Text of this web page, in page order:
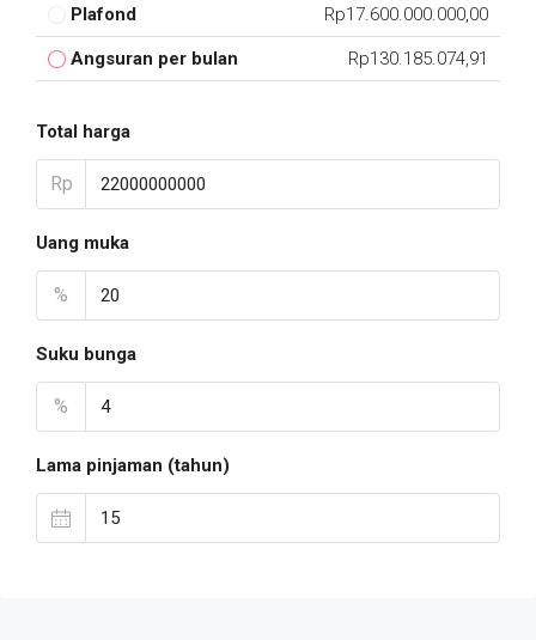
Plafond Rp17.600.000.000,00
Angsuran per bulan Rp130.185.074,91
Total harga
Rp
Uang muka
%
Suku bunga
%
Lama pinjaman (tahun)